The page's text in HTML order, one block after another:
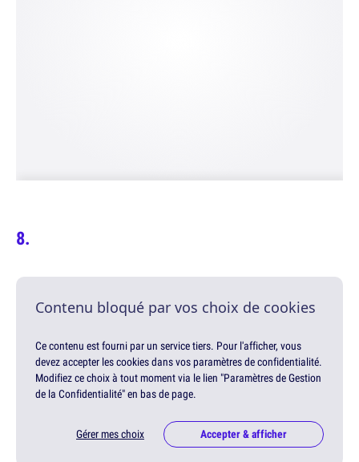
Contenu bloqué par vos choix de cookies
Ce contenu est fourni par un service tiers. Pour l'afficher, vous
devez accepter les cookies dans vos paramètres de confidentialité.
Modifiez ce choix à tout moment via le lien "Paramètres de Gestion
de la Confidentialité" en bas de page.
Gérer mes choix Accepter & afficher